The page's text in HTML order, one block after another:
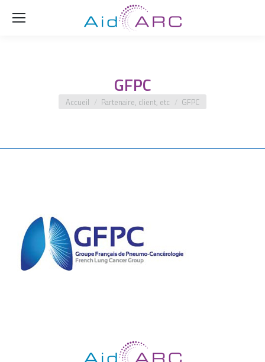
GFPC
Vous êtes ici :
Accueil Partenaire, client, etc GFPC